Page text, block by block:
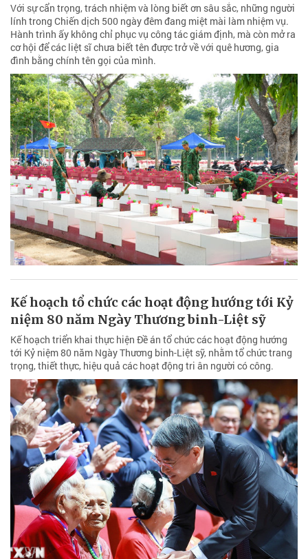
Với sự cẩn trọng, trách nhiệm và lòng biết ơn sâu sắc, những người
lính trong Chiến dịch 500 ngày đêm đang miệt mài làm nhiệm vụ.
Hành trình ấy không chỉ phục vụ công tác giám định, mà còn mở ra
cơ hội để các liệt sĩ chưa biết tên được trở về với quê hương, gia
đình bằng chính tên gọi của mình.
Kế hoạch tổ chức các hoạt động hướng tới Kỷ
niệm 80 năm Ngày Thương binh-Liệt sỹ
Kế hoạch triển khai thực hiện Đề án tổ chức các hoạt động hướng
tới Kỷ niệm 80 năm Ngày Thương binh-Liệt sỹ, nhằm tổ chức trang
trọng, thiết thực, hiệu quả các hoạt động tri ân người có công.